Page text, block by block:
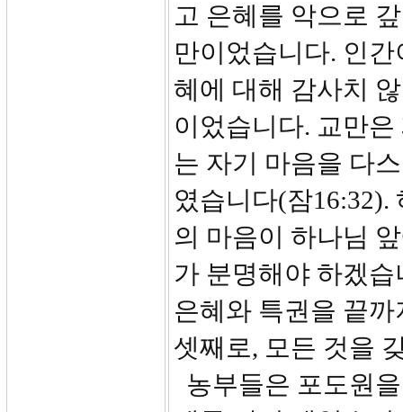
고 은혜를 악으로
만이었습니다. 인
혜에 대해 감사치
이었습니다. 교만
는 자기 마음을 다
였습니다(잠16:32).
의 마음이 하나님
가 분명해야 하겠
은혜와 특권을 끝
셋째로, 모든 것을
농부들은 포도원